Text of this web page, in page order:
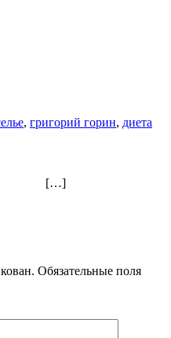
, григорий горин, диета
Обязательные поля